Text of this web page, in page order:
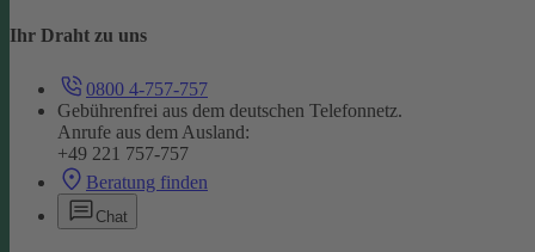
Ihr Draht zu uns
0800 4-757-757
Gebührenfrei aus dem deutschen Telefonnetz.
Anrufe aus dem Ausland:
+49 221 757-757
Beratung finden
Chat